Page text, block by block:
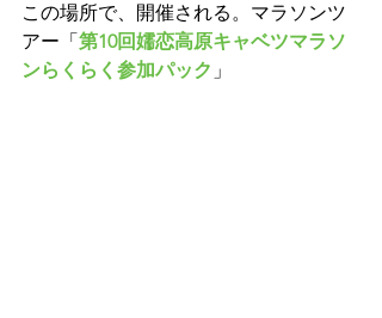
この場所で、開催される。マラソンツ
アー「第10回嬬恋高原キャベツマラソ
ンらくらく参加パック 」